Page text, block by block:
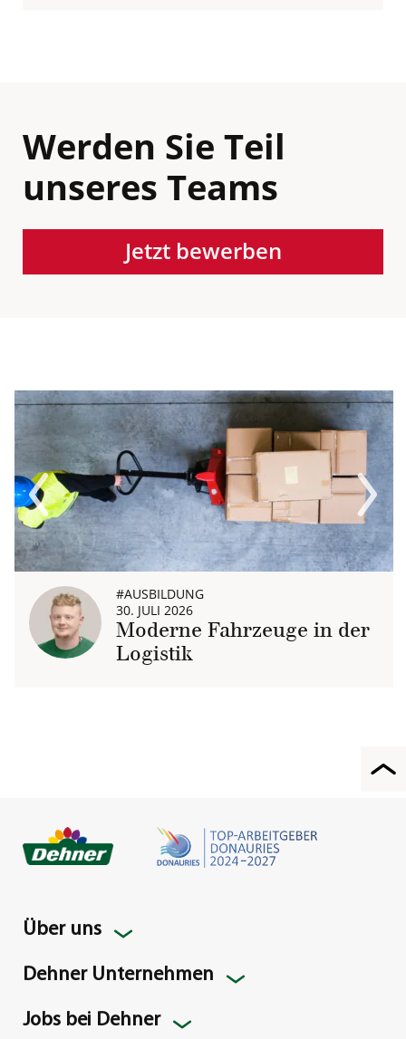
Werden Sie Teil
unseres Teams
Jetzt bewerben
Previous
#AUSBILDUNG
30. JULI 2026
Moderne Fahrzeuge in der
Logistik
Next
Über uns
Dehner Unternehmen
Jobs bei Dehner